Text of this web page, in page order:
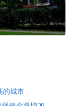
的城市